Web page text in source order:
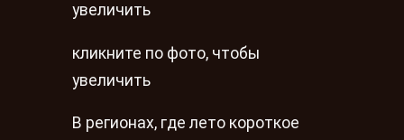
увеличить
кликните по фото, чтобы
увеличить
В регионах, где лето короткое